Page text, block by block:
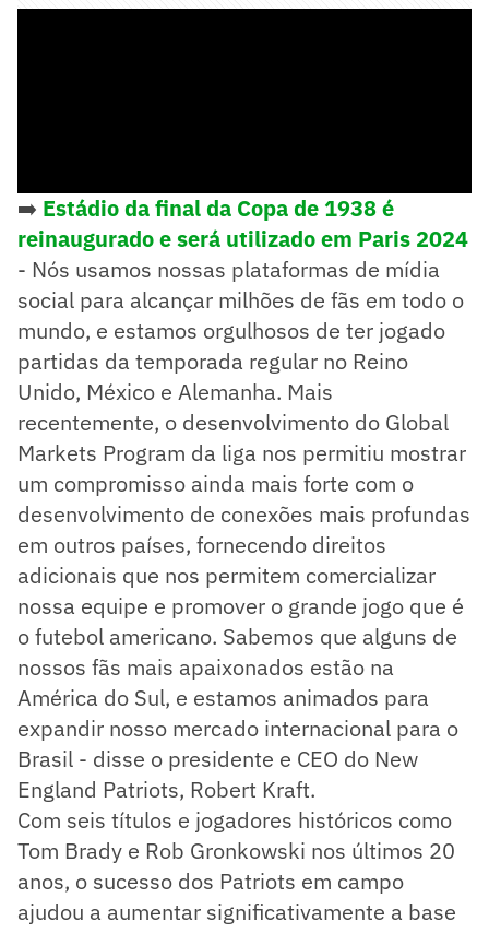
➡️ Estádio da final da Copa de 1938 é
reinaugurado e será utilizado em Paris 2024
- Nós usamos nossas plataformas de mídia
social para alcançar milhões de fãs em todo o
mundo, e estamos orgulhosos de ter jogado
partidas da temporada regular no Reino
Unido, México e Alemanha. Mais
recentemente, o desenvolvimento do Global
Markets Program da liga nos permitiu mostrar
um compromisso ainda mais forte com o
desenvolvimento de conexões mais profundas
em outros países, fornecendo direitos
adicionais que nos permitem comercializar
nossa equipe e promover o grande jogo que é
o futebol americano. Sabemos que alguns de
nossos fãs mais apaixonados estão na
América do Sul, e estamos animados para
expandir nosso mercado internacional para o
Brasil - disse o presidente e CEO do New
England Patriots, Robert Kraft.
Com seis títulos e jogadores históricos como
Tom Brady e Rob Gronkowski nos últimos 20
anos, o sucesso dos Patriots em campo
ajudou a aumentar significativamente a base